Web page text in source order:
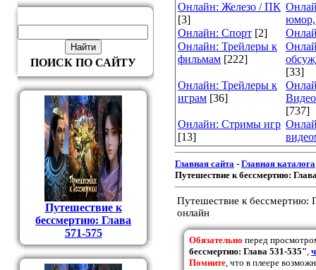
ПОИСК ПО САЙТУ
Путешествие к
бессмертию: Глава
571-575
Онлайн: Железо / ПК
[3]
юмор,
Онлайн: Спорт [2]
Онлайн: Трейлеры к
фильмам [222]
[33]
Онлайн: Трейлеры к
играм [36]
[737]
Онлайн: Стримы игр
[13]
Главная сайта - Главная каталога
Путешествие к бессмертию:
Путешествие к бессмертию:
онлайн
Обязательно перед
бессмертию: Глава 531-535",
Помните, что в плеере